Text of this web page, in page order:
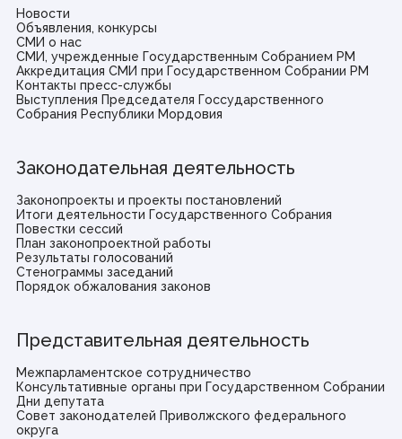
2024
Молодежный парламент
Гражданам
Виртуальная приемная
Контакты
Трансляции заседаний
Органы власти
Федеральные органы государственной власти
Органы государственной власти РМ
Новости
Объявления, конкурсы
СМИ о нас
СМИ, учрежденные Государственным Собранием РМ
Аккредитация СМИ при Государственном Собрании РМ
Контакты пресс-службы
Выступления Председателя Госсударственного
Собрания Республики Мордовия
Законодательная деятельность
Законопроекты и проекты постановлений
Итоги деятельности Государственного Собрания
Повестки сессий
План законопроектной работы
Результаты голосований
Стенограммы заседаний
Порядок обжалования законов
Представительная деятельность
Межпарламентское сотрудничество
Консультативные органы при Государственном Собрании
Дни депутата
Совет законодателей Приволжского федерального
округа